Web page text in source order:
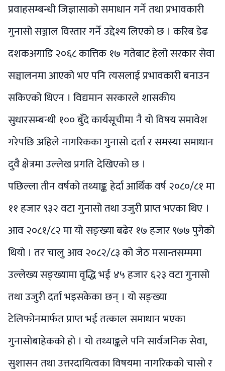
प्रवाहसम्बन्धी जिज्ञासाको समाधान गर्ने तथा प्रभावकारी
गुनासो सञ्जाल विस्तार गर्ने उद्देश्य लिएको छ । करिब डेढ
दशकअगाडि २०६८ कात्तिक १७ गतेबाट हेलो सरकार सेवा
सञ्चालनमा आएको भए पनि त्यसलाई प्रभावकारी बनाउन
सकिएको थिएन । विद्यमान सरकारले शासकीय
सुधारसम्बन्धी १०० बुँदे कार्यसूचीमा नै यो विषय समावेश
गरेपछि अहिले नागरिकका गुनासो दर्ता र समस्या समाधान
दुवै क्षेत्रमा उल्लेख प्रगति देखिएको छ ।
पछिल्ला तीन वर्षको तथ्याङ्क हेर्दा आर्थिक वर्ष २०८०/८१ मा
११ हजार ९३२ वटा गुनासो तथा उजुरी प्राप्त भएका थिए ।
आव २०८१/८२ मा यो सङ्ख्या बढेर १७ हजार ९७७ पुगेको
थियो । तर चालु आव २०८२/८३ को जेठ मसान्तसम्ममा
उल्लेख्य सङ्ख्यामा वृद्धि भई ४५ हजार ६२३ वटा गुनासो
तथा उजुरी दर्ता भइसकेका छन् । यो सङ्ख्या
टेलिफोनमार्फत प्राप्त भई तत्काल समाधान भएका
गुनासोबाहेकको हो । यो तथ्याङ्कले पनि सार्वजनिक सेवा,
सुशासन तथा उत्तरदायित्वका विषयमा नागरिकको चासो र